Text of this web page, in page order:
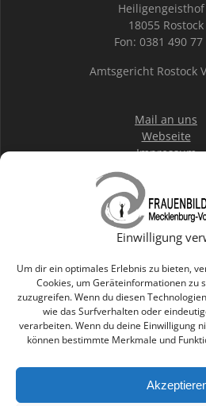
Einwilligung
Um dir ein optimales Erlebnis zu bieten,
Cookies, um Geräteinformationen zu
zuzugreifen. Wenn du diesen
wie das Surfverhalten oder
verarbeiten. Wenn du deine Einwilligung
können bestimmte Merkmale und
Heiligengeisthof
18055 Rostock
Fon: 0381 490 77
Amtsgericht Rostock
Mail an uns
Webseite
Impressum
IBAN:
DE36
BIC:
DKB Rostock
Mitglied
Staatlich